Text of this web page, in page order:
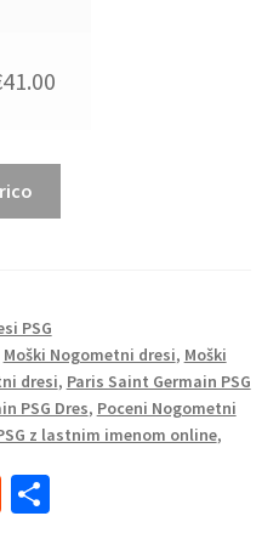
PSG
Moški Nogometni dresi, Moški
dresi, Paris Saint Germain PSG
PSG Dres, Poceni Nogometni
z lastnim imenom online,
R S